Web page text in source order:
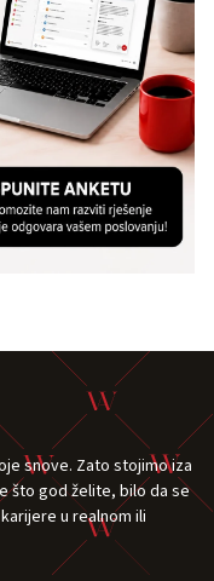
snove. Zato stojimo iza
što god želite, bilo da se
u realnom ili